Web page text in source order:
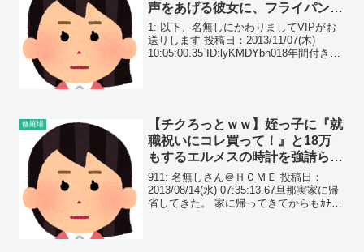
声をあげる彼女に、フライパンの
側面で殴られた…
1: 以下、名無しにかわりましてVIPがお
送りします 投稿日：2013/11/07(木)
10:05:00.35 ID:lyKMDYbn018年間付き合
修羅場
【チクろっとｗｗ】姪っ子に『就
職祝いにコレ買って！』と18万
もするエルメスの時計を強請られ
た。やんわり断ると、義弟嫁にブ
チ切れられたんだが…
911: 名無しさん＠ＨＯＭＥ 投稿日：
2013/08/14(水) 07:35:13.67旦那実家に帰
省してきた。 家に帰ってきてからもｶﾁﾑｶ